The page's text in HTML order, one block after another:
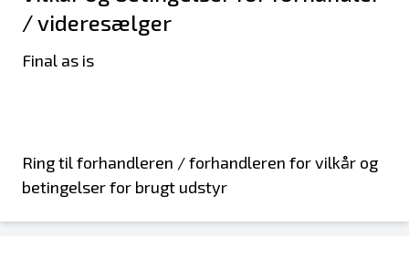
/ videresælger
Final as is
Ring til forhandleren / forhandleren for vilkår og
betingelser for brugt udstyr